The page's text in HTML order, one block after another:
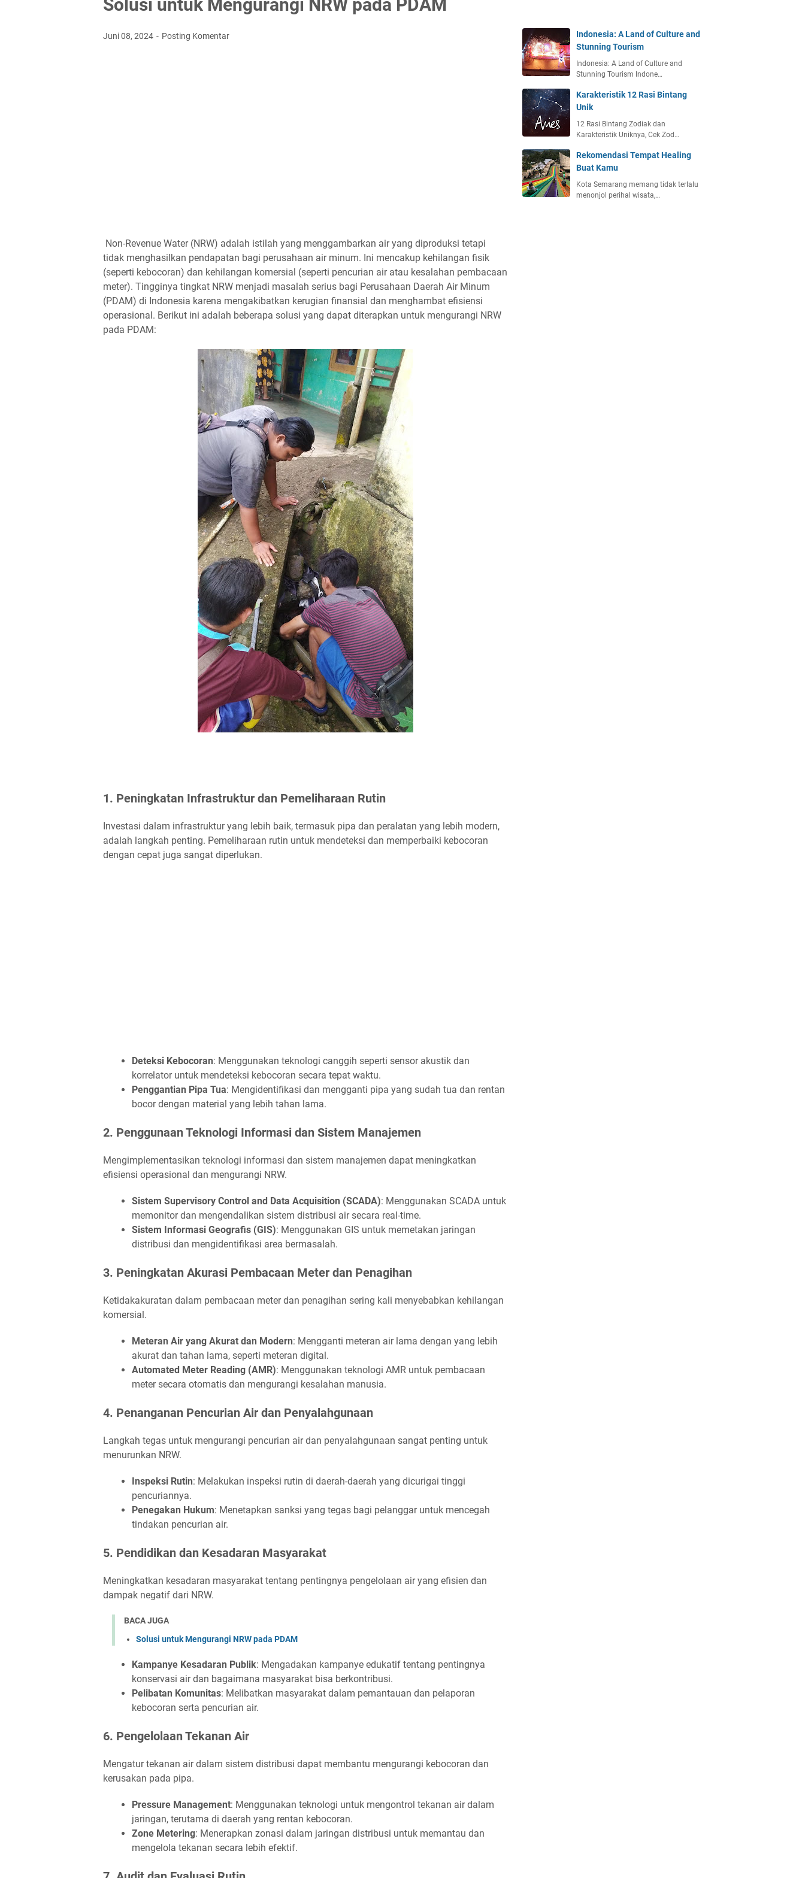
Solusi untuk Mengurangi NRW pada PDAM
Juni 08, 2024 Posting Komentar
Non-Revenue Water (NRW) adalah istilah yang menggambarkan air yang diproduksi tetapi
tidak menghasilkan pendapatan bagi perusahaan air minum. Ini mencakup kehilangan fisik
(seperti kebocoran) dan kehilangan komersial (seperti pencurian air atau kesalahan pembacaan
meter). Tingginya tingkat NRW menjadi masalah serius bagi Perusahaan Daerah Air Minum
(PDAM) di Indonesia karena mengakibatkan kerugian finansial dan menghambat efisiensi
operasional. Berikut ini adalah beberapa solusi yang dapat diterapkan untuk mengurangi NRW
pada PDAM:
1. Peningkatan Infrastruktur dan Pemeliharaan Rutin
Investasi dalam infrastruktur yang lebih baik, termasuk pipa dan peralatan yang lebih modern,
adalah langkah penting. Pemeliharaan rutin untuk mendeteksi dan memperbaiki kebocoran
dengan cepat juga sangat diperlukan.
Deteksi Kebocoran: Menggunakan teknologi canggih seperti sensor akustik dan
korrelator untuk mendeteksi kebocoran secara tepat waktu.
Penggantian Pipa Tua: Mengidentifikasi dan mengganti pipa yang sudah tua dan rentan
bocor dengan material yang lebih tahan lama.
2. Penggunaan Teknologi Informasi dan Sistem Manajemen
Mengimplementasikan teknologi informasi dan sistem manajemen dapat meningkatkan
efisiensi operasional dan mengurangi NRW.
Sistem Supervisory Control and Data Acquisition (SCADA): Menggunakan SCADA untuk
memonitor dan mengendalikan sistem distribusi air secara real-time.
Sistem Informasi Geografis (GIS): Menggunakan GIS untuk memetakan jaringan
distribusi dan mengidentifikasi area bermasalah.
3. Peningkatan Akurasi Pembacaan Meter dan Penagihan
Ketidakakuratan dalam pembacaan meter dan penagihan sering kali menyebabkan kehilangan
komersial.
Meteran Air yang Akurat dan Modern: Mengganti meteran air lama dengan yang lebih
akurat dan tahan lama, seperti meteran digital.
Automated Meter Reading (AMR): Menggunakan teknologi AMR untuk pembacaan
meter secara otomatis dan mengurangi kesalahan manusia.
4. Penanganan Pencurian Air dan Penyalahgunaan
Langkah tegas untuk mengurangi pencurian air dan penyalahgunaan sangat penting untuk
menurunkan NRW.
Inspeksi Rutin: Melakukan inspeksi rutin di daerah-daerah yang dicurigai tinggi
pencuriannya.
Penegakan Hukum: Menetapkan sanksi yang tegas bagi pelanggar untuk mencegah
tindakan pencurian air.
5. Pendidikan dan Kesadaran Masyarakat
Meningkatkan kesadaran masyarakat tentang pentingnya pengelolaan air yang efisien dan
dampak negatif dari NRW.
BACA JUGA
Solusi untuk Mengurangi NRW pada PDAM
Kampanye Kesadaran Publik: Mengadakan kampanye edukatif tentang pentingnya
konservasi air dan bagaimana masyarakat bisa berkontribusi.
Pelibatan Komunitas: Melibatkan masyarakat dalam pemantauan dan pelaporan
kebocoran serta pencurian air.
6. Pengelolaan Tekanan Air
Mengatur tekanan air dalam sistem distribusi dapat membantu mengurangi kebocoran dan
kerusakan pada pipa.
Pressure Management: Menggunakan teknologi untuk mengontrol tekanan air dalam
jaringan, terutama di daerah yang rentan kebocoran.
Zone Metering: Menerapkan zonasi dalam jaringan distribusi untuk memantau dan
mengelola tekanan secara lebih efektif.
Indonesia: A Land of Culture and
Stunning Tourism
Indonesia: A Land of Culture and
Stunning Tourism Indone…
Karakteristik 12 Rasi Bintang
Unik
12 Rasi Bintang Zodiak dan
Karakteristik Uniknya, Cek Zod…
Rekomendasi Tempat Healing
Buat Kamu
Kota Semarang memang tidak terlalu
menonjol perihal wisata,…